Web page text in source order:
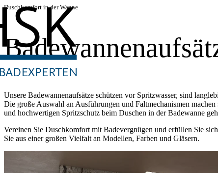
Duschkomfort in der Wanne
Unsere Badewannenaufsätze schützen vor Spritzwasser, sind
Die große Auswahl an Ausführungen und Faltmechanismen
und hochwertigen Spritzschutz beim Duschen in der Badewanne
Vereinen Sie Duschkomfort mit Badevergnügen und erfüllen Sie
Sie aus einer großen Vielfalt an Modellen, Farben und Gläsern.